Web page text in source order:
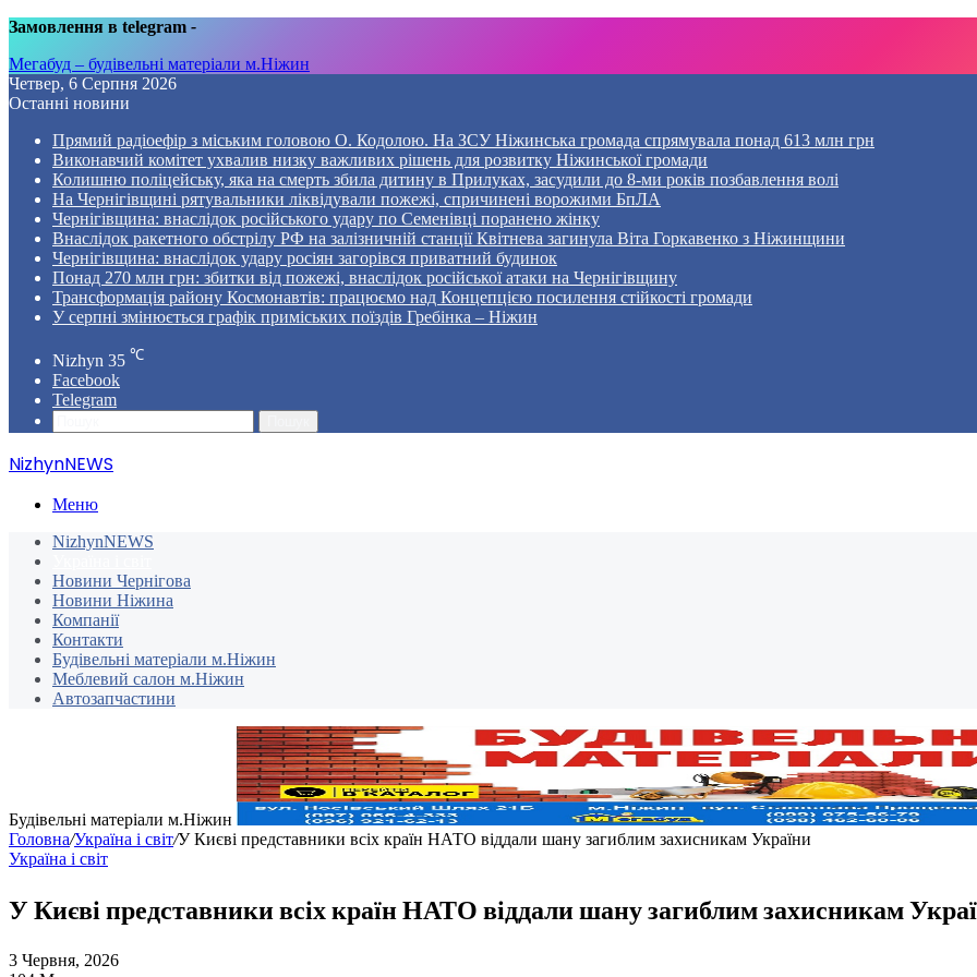
Замовлення в telegram -
Мегабуд – будівельні матеріали м.Ніжин
Четвер, 6 Серпня 2026
Останні новини
Прямий радіоефір з міським головою О. Кодолою. На ЗСУ Ніжинська громада спрямувала понад 613 млн грн
Виконавчий комітет ухвалив низку важливих рішень для розвитку Ніжинської громади
Колишню поліцейську, яка на смерть збила дитину в Прилуках, засудили до 8-ми років позбавлення волі
На Чернігівщині рятувальники ліквідували пожежі, спричинені ворожими БпЛА
Чернігівщина: внаслідок російського удару по Семенівці поранено жінку
Внаслідок ракетного обстрілу РФ на залізничній станції Квітнева загинула Віта Горкавенко з Ніжинщини
Чернігівщина: внаслідок удару росіян загорівся приватний будинок
Понад 270 млн грн: збитки від пожежі, внаслідок російської атаки на Чернігівщину
Трансформація району Космонавтів: працюємо над Концепцією посилення стійкості громади
У серпні змінюється графік приміських поїздів Гребінка – Ніжин
Nizhyn 35 ℃
Facebook
Telegram
NizhynNEWS
Меню
NizhynNEWS
Новини Чернігова
Новини Ніжина
Компанії
Контакти
Будівельні матеріали м.Ніжин
Меблевий салон м.Ніжин
Автозапчастини
Будівельні матеріали м.Ніжин
Головна/Україна і світ/У Києві представники всіх країн НАТО віддали шану загиблим захисникам України
Україна і світ
У Києві представники всіх країн НАТО віддали шану загиблим захисникам
3 Червня, 2026